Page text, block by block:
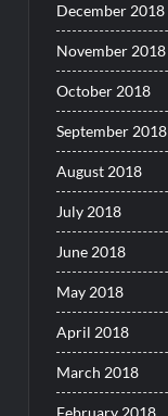
December 2018
November 2018
October 2018
September 2018
August 2018
July 2018
June 2018
May 2018
April 2018
March 2018